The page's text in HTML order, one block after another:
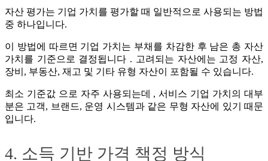
자산 평가는 기업 가치를 평가할 때 일반적으로 사용되는 방법
중 하나입니다.
이 방법에 따르면 기업 가치는 부채를 차감한 후 남은 총 자산
가치를 기준으로 결정됩니다 . 고려되는 자산에는 고정 자산,
장비, 부동산, 재고 및 기타 유형 자산이 포함될 수 있습니다.
최소 기준값 으로 자주 사용되는데 , 서비스 기업 가치의 대부
분은 고객, 브랜드, 운영 시스템과 같은 무형 자산에 있기 때문
입니다.
4. 소득 기반 가격 책정 방식